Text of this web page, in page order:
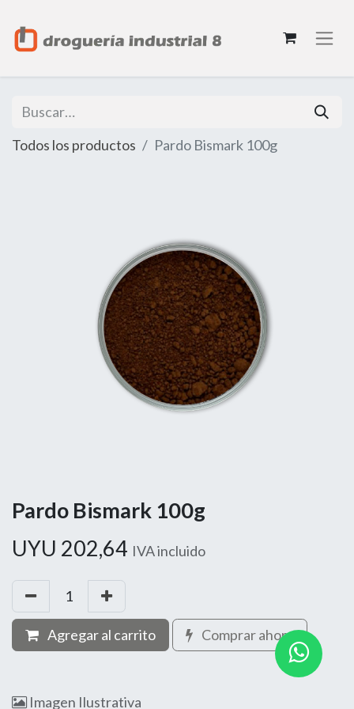
Todos los productos Pardo Bismark 100g
Pardo Bismark 100g
UYU 202,64 IVA incluido
Agregar al carrito Comprar ahora
Imagen Ilustrativa